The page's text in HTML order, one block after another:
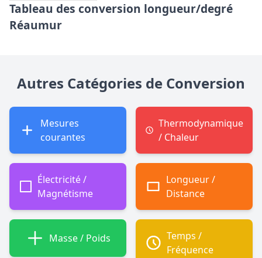
Tableau des conversion longueur/degré
Réaumur
Autres Catégories de Conversion
Mesures
courantes
Thermodynamique
/ Chaleur
Électricité /
Magnétisme
Longueur /
Distance
Masse / Poids
Temps /
Fréquence